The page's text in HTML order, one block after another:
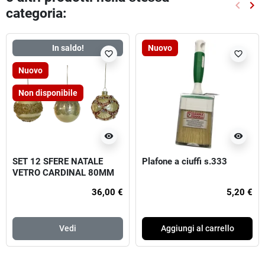
categoria:
keyboard_arrow_left keyboard_arrow_right
In saldo!
Nuovo
Non disponibile
visibility
favorite_border
SET 12 SFERE NATALE
VETRO CARDINAL 80MM
36,00 €
Vedi
Nuovo
visibility
favorite_border
Plafone a ciuffi s.333
5,20 €
Aggiungi al carrello